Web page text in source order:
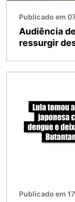
Publicado em
Audiência
ressurgir
Publicado em